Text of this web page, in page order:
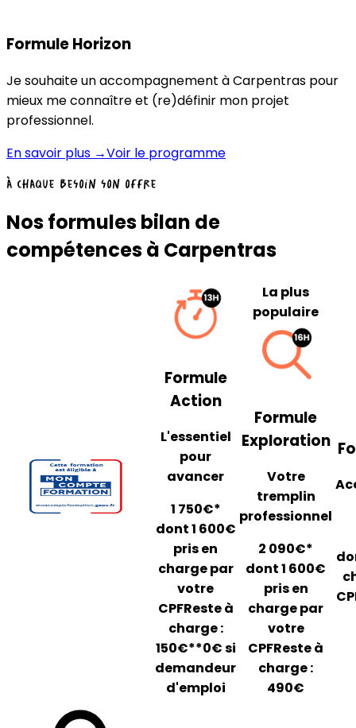
Formule Horizon
Je souhaite un accompagnement à Carpentras pour
mieux me connaître et (re)définir mon projet
professionnel.
En savoir plus →Voir le programme
À chaque besoin son offre
Nos formules bilan de
compétences à Carpentras
Formule
Action
L'essentiel
pour
avancer
1 750€*
dont 1 600€
pris en
charge par
votre
CPFReste à
charge :
150€**0€ si
demandeur
d'emploi
La plus
populaire
Formule
Exploration
Votre
tremplin
professionnel
2 090€*
dont 1 600€
pris en
charge par
votre
CPFReste à
charge :
490€